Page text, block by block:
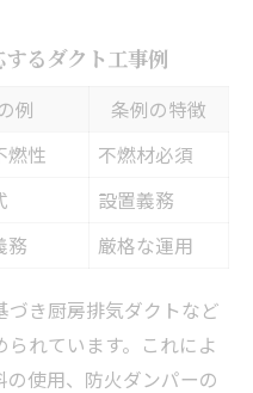
るダクト工事例
例
条例の特徴
燃性
不燃材必須
設置義務
務 厳格な運用
き厨房排気ダクトなど
れています。これによ
使用、防火ダンパーの